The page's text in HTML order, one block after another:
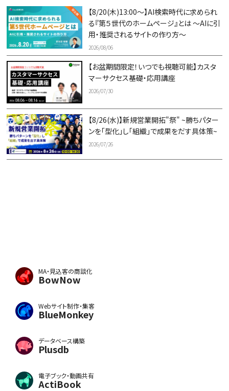
【8/20(木)13:00～】AI検索時代に求められ
る『第５世代のホームページ』とは ～AIに引
用・推奨されるサイトの作り方～
2026/08/06
【お盆期間限定！いつでも視聴可能】カスタ
マーサクセス基礎・応用講座
2026/07/30
【8/26(水)】新規営業開拓"祭" ~勝ちパター
ンを「型化」し「組織」で成果をだす具体策~
2026/07/26
MA・見込客の商談化
BowNow
Webサイト制作・集客
BlueMonkey
データベース構築
Plusdb
電子ブック・動画共有
ActiBook